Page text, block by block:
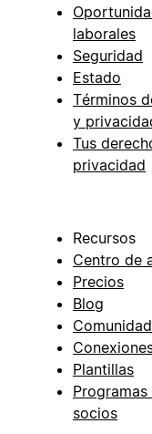
laborales
Seguridad
Estado
Términos
y
Tus
privacidad
Recursos
Centro de
Precios
Blog
Comunidad
Plantillas
Programas
socios